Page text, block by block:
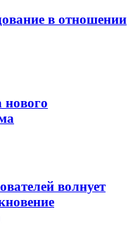
в отношении
нового
волнует